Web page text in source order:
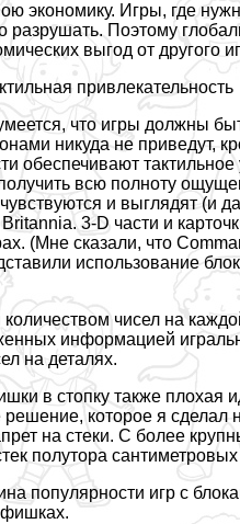
экономику. Игры, где
разрушать. Поэтому
выгод от другого
привлекательность
что игры должны
никуда не приведут,
обеспечивают
всю полноту
и выглядят (и
3-D части и
(Мне сказали, что
использование
чисел на
информацией
на деталях.
в стопку также плохая
которое я сделал
на стеки. С более
полутора
популярности игр с